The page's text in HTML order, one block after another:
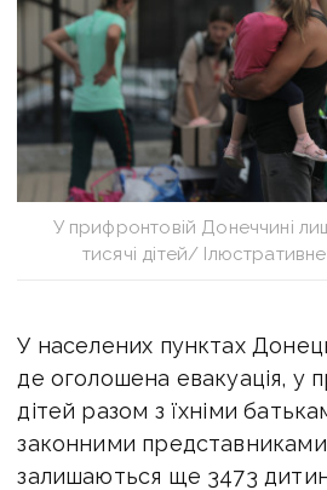
У прифронтовій Донеччині
тисячі дітей/
У населених пунктах
де оголошена евакуація, у
дітей разом з їхніми
законними
залишаються ще 3473